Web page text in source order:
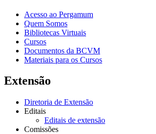
Acesso ao Pergamum
Quem Somos
Bibliotecas Virtuais
Cursos
Documentos da BCVM
Materiais para os Cursos
Extensão
Diretoria de Extensão
Editais
Editais de extensão
Comissões